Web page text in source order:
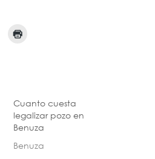
Cuanto cuesta
legalizar pozo en
Benuza
Benuza